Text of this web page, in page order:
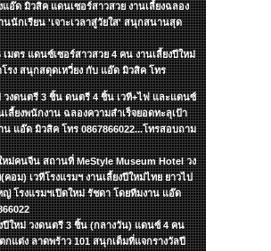
อ๊ด มิวสิค แดนเซอร์สาวสวย งานเลี้ยงฉลอง
นนักเรียน 'เจาะเวลาสู่วัยใส' สนุกสนานสุด
เมตร แดนซ์เซอร์สาวสวย 4 คน งานเลี้ยงปีใหม่
รง สนุกสดุดเหวี่ยง กับ แอ๊ด มิวสิค โทร
วงดนตรี 3 ชิ้น ดนตรี 4 ชิ้น เวที+ไฟ และแดนซ์
เลี้ยงพนักงาน ฉลองความสำเร็จยอดทะลุเป้า
น แอ๊ด มิวสิค โทร 0867866022...โทรสอบถาม
หม่คนจีน สถานที่ MeStyle Museum Hotel วง
อม) เวทีโรงแรมฯ งานเลี้ยงปีใหม่ไทย ยาวไป
โรงแรมฯเปิดใหม่ รัชดา โดยทีมงาน แอ๊ด
ปีใหม่ วงดนตรี 3 ชิ้น (กลางวัน) แดนซ์ 4 คน
แต่ง ลาดพร้าว 101 สนุกเต็มที่แจกรางวัลปี